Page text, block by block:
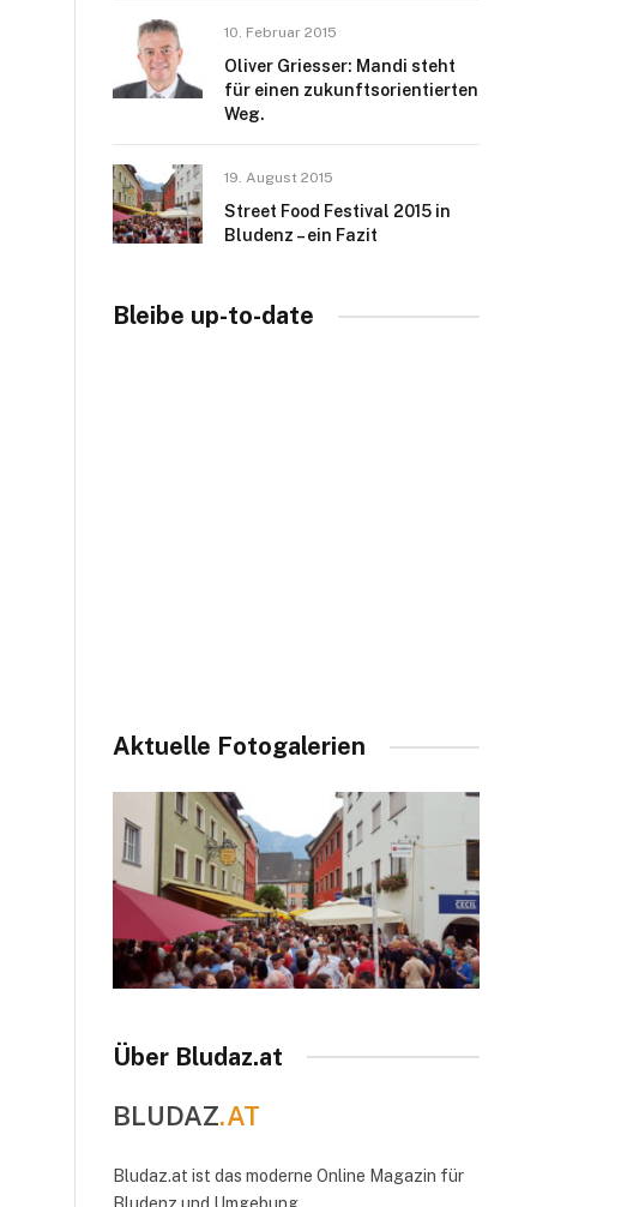
10. Februar 2015
Oliver Griesser: Mandi steht
für einen zukunftsorientierten
Weg.
19. August 2015
Street Food Festival 2015 in
Bludenz – ein Fazit
Bleibe up-to-date
Aktuelle Fotogalerien
Über Bludaz.at
BLUDAZ.AT
Bludaz.at ist das moderne Online Magazin für
Bludenz und Umgebung.